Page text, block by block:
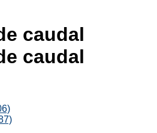
caudal
caudal